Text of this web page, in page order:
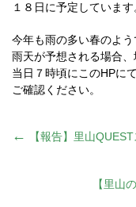
１８日に予定しています
今年も雨の多い春のよう
雨天が予想される場合、
当日７時頃にこのHPに
ご確認ください。
投
← 【報告】里山QUEST
【里山